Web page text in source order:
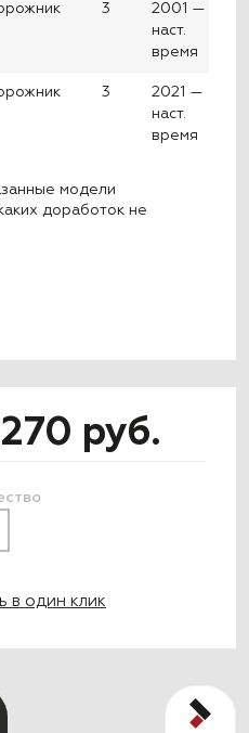
3
2001 —
наст.
время
3
2021 —
наст.
время
модели
доработок не
руб.
в один клик